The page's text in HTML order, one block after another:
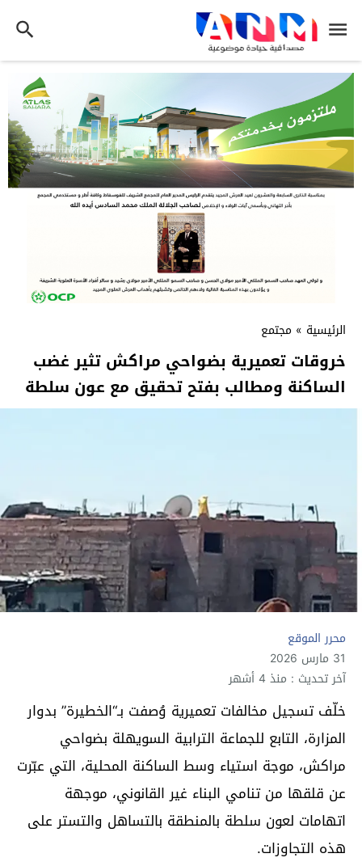
الرئيسية » مجتمع
خروقات تعميرية بضواحي مراكش تثير غضب
الساكنة ومطالب بفتح تحقيق مع عون سلطة
محرر الموقع
31 مارس 2026
آخر تحديث : منذ 4 أشهر
خلّف تسجيل مخالفات تعميرية وُصفت بـ“الخطيرة” بدوار
المزارة، التابع للجماعة الترابية السويهلة بضواحي
مراكش، موجة استياء وسط الساكنة المحلية، التي عبّرت
عن قلقها من تنامي البناء غير القانوني، موجهة
اتهامات لعون سلطة بالمنطقة بالتساهل والتستر على
هذه التجاوزات.